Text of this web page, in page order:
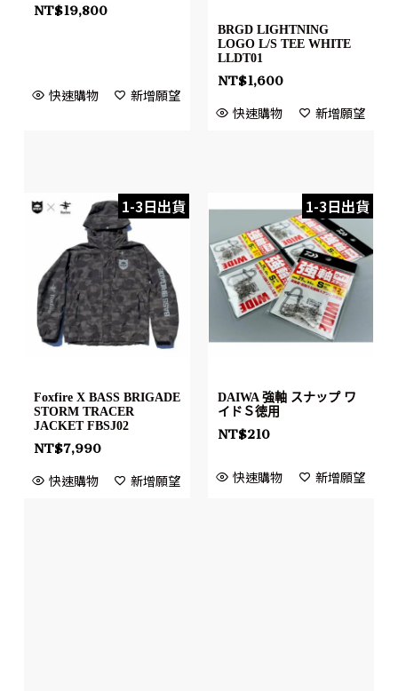
NT$19,800
快速購物 新增願望
BRGD LIGHTNING
LOGO L/S TEE WHITE
LLDT01
NT$1,600
快速購物 新增願望
1-3日出貨
Foxfire X BASS BRIGADE
STORM TRACER
JACKET FBSJ02
NT$7,990
快速購物 新增願望
1-3日出貨
DAIWA 強軸 スナップ ワ
イドＳ徳用
NT$210
快速購物 新增願望